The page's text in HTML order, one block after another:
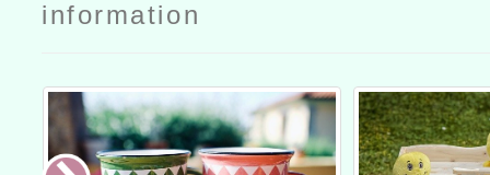
information